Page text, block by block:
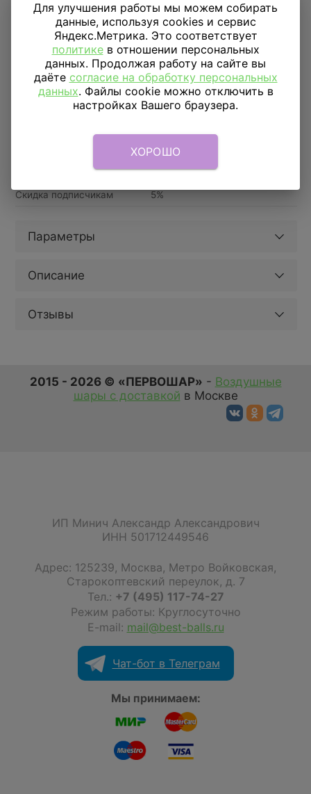
10шт 15шт 25шт 50шт 100шт
Купить в 1 клик
Доставка в пределах МКАД 590 руб.
Доставка за МКАД 690 руб.+ 50 руб/км.
Скидка подписчикам 5%
Параметры
Описание
Отзывы
2015 - 2026 © «ПЕРВОШАР» - Воздушные
шары с доставкой в Москве
ИП Минич Александр Александрович
ИНН 501712449546
Адрес: 125239, Москва, Метро Войковская,
Старокоптевский переулок, д. 7
Тел.: +7 (495) 117-74-27
Режим работы: Круглосуточно
E-mail: mail@best-balls.ru
Чат-бот в Телеграм
Мы принимаем:
Для улучшения работы мы можем собирать
данные, используя cookies и сервис
Яндекс.Метрика. Это соответствует
политикев отношении персональных
данных. Продолжая работу на сайте вы
даёте согласие на обработку персональных
данных. Файлы cookie можно отключить в
настройках Вашего браузера.
ХОРОШО